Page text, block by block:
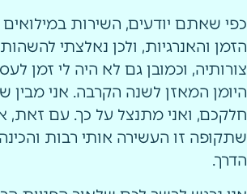
כפי שאתם יודעים, השירות
הזמן והאנרגיות, ולכן נאלצתי
צורותיה, וכמובן גם לא היה לי זמן
היומן המאזן לשנה הקרבה. אני מבין
חלקכם, ואני מתנצל על כך. עם זאת,
שתקופה זו העשירה אותי רבות
הדרך.